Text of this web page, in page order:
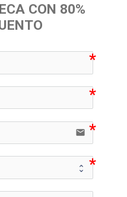
CON 80%
icon-
icon-
email